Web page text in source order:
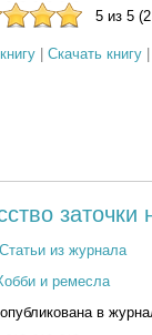
5 из 5
Скачать книгу
заточки
Статьи из журнала
и ремесла
в